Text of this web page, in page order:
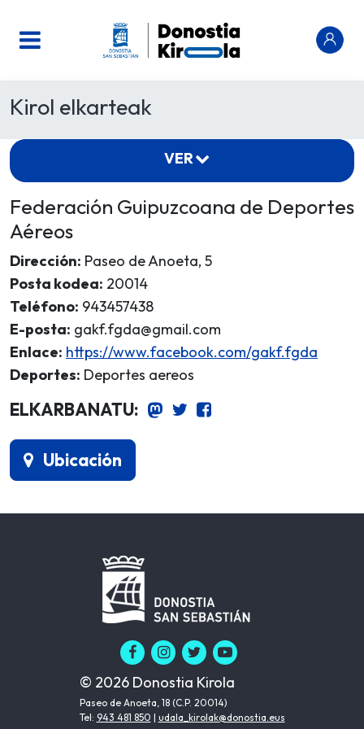
Kirol elkarteak
Federación Guipuzcoana de Deportes
Aéreos
Dirección: Paseo de Anoeta, 5
Posta kodea: 20014
Teléfono: 943457438
E-posta: gakf.fgda@gmail.com
Enlace: https://www.facebook.com/gakf.fgda
Deportes: Deportes aereos
ELKARBANATU:
Ubicación
VER
© 2026 Donostia Kirola
Paseo de Anoeta, 18 (C.P. 20014)
Tel: 943 481 850 | udala_kirolak@donostia.eus